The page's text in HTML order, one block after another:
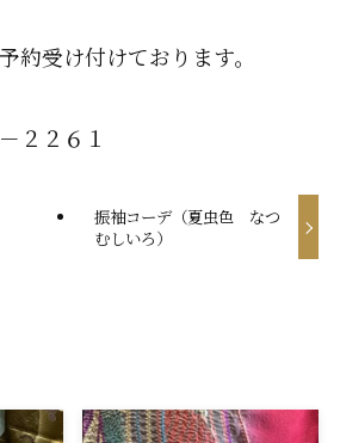
約受け付けております。
２２６１
振袖コーデ（夏虫色 なつ
むしいろ）